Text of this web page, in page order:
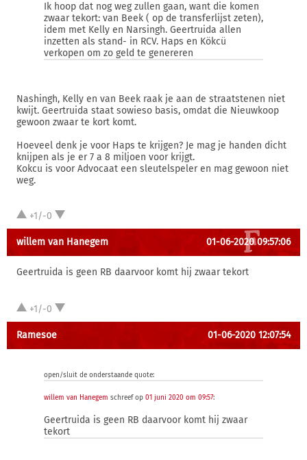
Ik hoop dat nog weg zullen gaan, want die komen
zwaar tekort: van Beek ( op de transferlijst zeten),
idem met Kelly en Narsingh. Geertruida allen
inzetten als stand- in RCV. Haps en Kökcü
verkopen om zo geld te genereren
Nashingh, Kelly en van Beek raak je aan de straatstenen niet
kwijt. Geertruida staat sowieso basis, omdat die Nieuwkoop
gewoon zwaar te kort komt.
Hoeveel denk je voor Haps te krijgen? Je mag je handen dicht
knijpen als je er 7 a 8 miljoen voor krijgt.
Kokcu is voor Advocaat een sleutelspeler en mag gewoon niet
weg.
+1/-0
willem van Hanegem 01-06-2020 09:57:06
Geertruida is geen RB daarvoor komt hij zwaar tekort
+1/-0
Ramesoe 01-06-2020 12:07:54
open/sluit de onderstaande quote:
willem van Hanegem schreef op 01 juni 2020 om 09:57:
Geertruida is geen RB daarvoor komt hij zwaar
tekort